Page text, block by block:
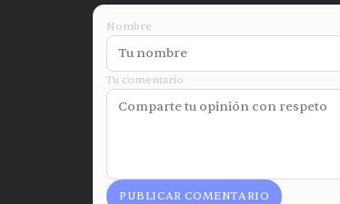
Nombre
Tu comentario
PUBLICAR COMENTARIO